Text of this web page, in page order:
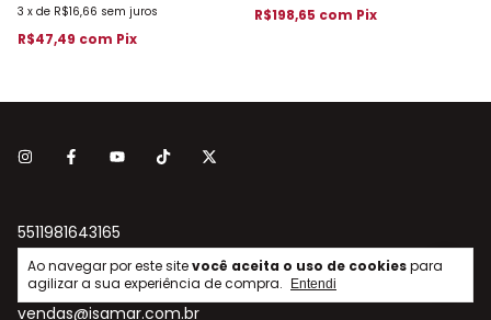
Ao navegar por este sitevocê aceita o uso de cookiespara
agilizar a sua experiência de compra.
Entendi
3 x de R$16,66 sem juros
R$47,49 com Pix
R$198,65 com Pix
5511981643165
(11) 98164-3165 | 2201-6128
vendas@isamar.com.br